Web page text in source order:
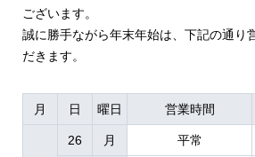
ございます。
誠に勝手ながら年末年始は、下記の通り
だきます。
月 日 曜日 営業時間
26 月 平常